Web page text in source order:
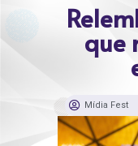
que
Mídia Fest